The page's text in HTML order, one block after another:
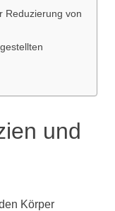
Reduzierung von
und
Körper